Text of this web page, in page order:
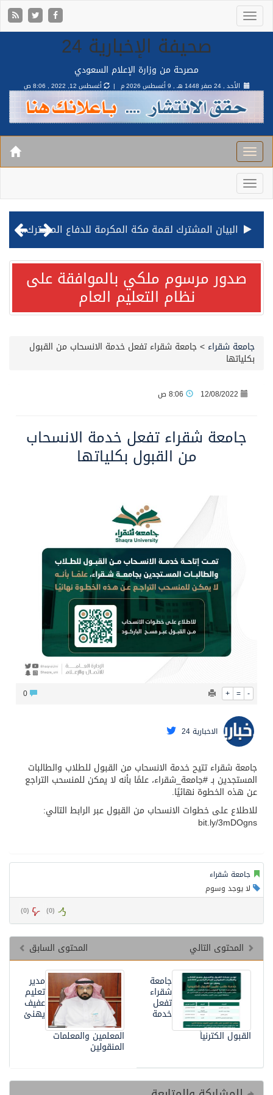
صحيفة الإخبارية 24
مصرحة من وزارة الإعلام السعودي
الأحد , 24 صفر 1448 هـ , 9 أغسطس 2026 م | أغسطس 12, 2022 , 8:06 ص
البيان المشترك لقمة مكة المكرمة للدفاع المشترك بين المملكة وتركيا وباكستان
قيادة القوات المشتركة للتحالف: نفذنا عملية رد عسكري متناسبة لأهداف عسكرية مشروعة تابعة للمليشيا الحوثية الإرهابية في محافظة الحديدة
محافظ عفيف يؤدي صلاة عيد الأضحى
صدور مرسوم ملكي بالموافقة على
نظام التعليم العام
جامعة شقراء >جامعة شقراء تفعل خدمة الانسحاب من القبول
بكلياتها
12/08/2022
جامعة شقراء تفعل خدمة الانسحاب
من القبول بكلياتها
+ = -
الاخبارية 24
جامعة شقراء تتيح خدمة الانسحاب من القبول للطلاب والطالبات
المستجدين بـ ⁧‫#جامعة_شقراء‬⁩، علمًا بأنه لا يمكن للمنسحب التراجع
عن هذه الخطوة نهائيًا.
‏للاطلاع على خطوات الانسحاب من القبول عبر الرابط التالي:
جامعة شقراء
لا يوجد وسوم
(
0
) (
0
)
المحتوى السابق
المحتوى التالي
مدير
تعليم
عفيف
يهنئ
المعلمين والمعلمات
المنقولين
جامعة
شقراء
تفعل
خدمة
القبول الكترنياً